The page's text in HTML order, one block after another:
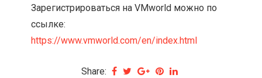
Зарегистрироваться на VMworld можно по
ссылке:
https://www.vmworld.com/en/index.html
Share: